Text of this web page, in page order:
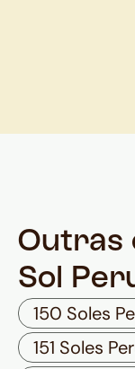
Outras
Sol
150 Soles
151 Soles